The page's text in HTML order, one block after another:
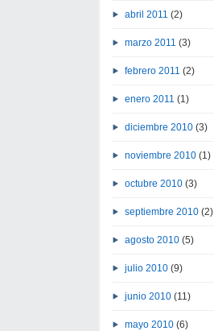
abril 2011 (2)
marzo 2011 (3)
febrero 2011 (2)
enero 2011 (1)
diciembre 2010(3)
noviembre 2010(1)
octubre 2010(3)
septiembre 2010(2)
agosto 2010(5)
julio 2010(9)
junio 2010(11)
mayo 2010(6)